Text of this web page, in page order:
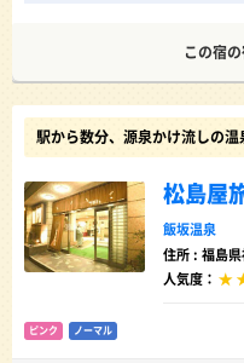
この宿
駅から数分、源泉かけ流しの
松島屋
飯坂温泉
住所 : 福島
人気度：
ピンク ノーマル